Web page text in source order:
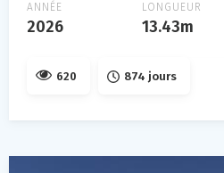
ANNÉE
2026
LONGUEUR
13.43m
620 874 jours